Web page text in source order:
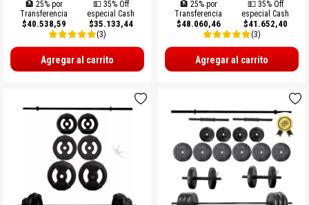
🏦 25% por
Transferencia
$40.538,59
💵 35% Off
especial Cash
$35.133,44
(3)
Agregar al carrito
🏦 25% por
Transferencia
$48.060,46
💵 35% Off
especial Cash
$41.652,40
(3)
Agregar al carrito